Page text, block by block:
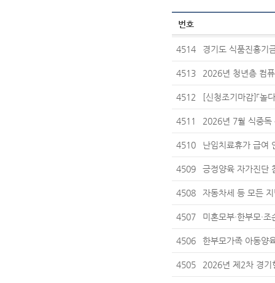
번호
4514 경기도 식품진흥기
4513 2026년 청년층 컴
4512 [신청조기마감]「놀
4511 2026년 7월 식중독
4510 난임치료휴가 급여
4509 긍정양육 자가진단
4508 자동차세 등 모든
4507 미혼모부·한부모·
4506 한부모가족 아동양
4505 2026년 제2차 경기